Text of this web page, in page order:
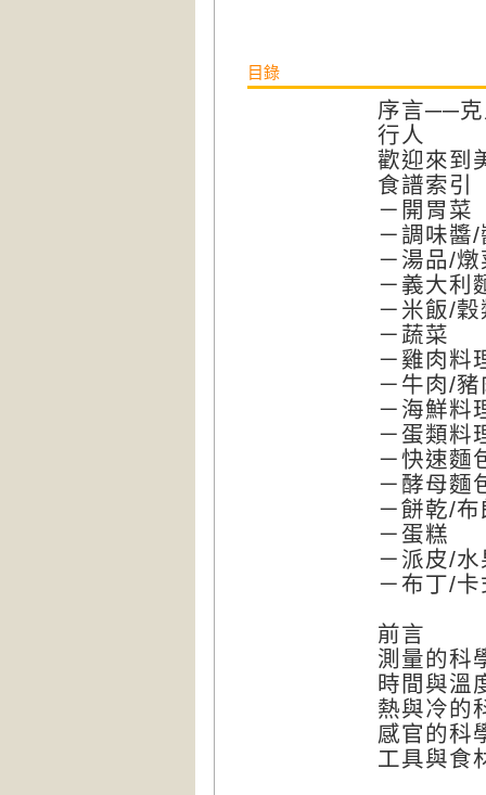
目錄
序言──克
行人
歡迎來到
食譜索引
－開胃菜
－調味醬
－湯品/
－義大利
－米飯/
－蔬菜
－雞肉料
－牛肉/
－海鮮料
－蛋類料
－快速麵
－酵母麵
－餅乾/布
－蛋糕
－派皮/水
－布丁/
前言
測量的科
時間與溫
熱與冷的
感官的科
工具與食